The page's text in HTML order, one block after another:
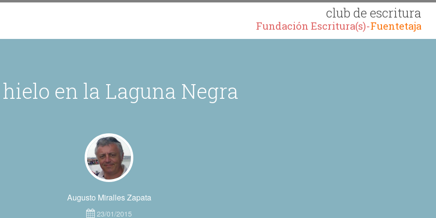
club de escritura
Fundación Escritura(s)-Fuentetaja
en la Laguna Negra
Augusto Miralles Zapata
23/01/2015